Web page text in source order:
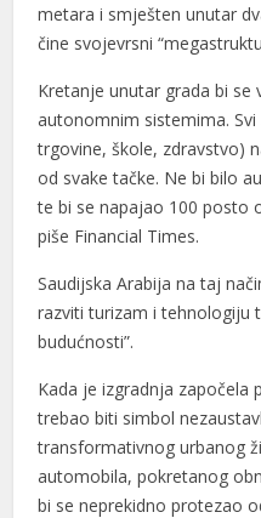
metara i smješten unutar
čine svojevrsni
Kretanje unutar grada bi
autonomnim sistemima.
trgovine, škole, zdravstvo)
od svake tačke. Ne bi bilo
te bi se napajao 100 posto
piše Financial Times.
Saudijska Arabija na taj
razviti turizam i tehnologiju
budućnosti”.
Kada je izgradnja započela
trebao biti simbol
transformativnog urbanog
automobila, pokretanog
bi se neprekidno protezao